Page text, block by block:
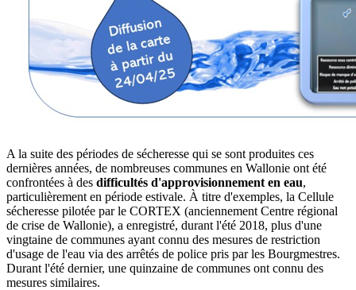
A la suite des périodes de sécheresse qui se sont produites ces
dernières années, de nombreuses communes en Wallonie ont été
confrontées à des difficultés d'approvisionnement en eau,
particulièrement en période estivale. À titre d'exemples, la Cellule
sécheresse pilotée par le CORTEX (anciennement Centre régional
de crise de Wallonie), a enregistré, durant l'été 2018, plus d'une
vingtaine de communes ayant connu des mesures de restriction
d'usage de l'eau via des arrêtés de police pris par les Bourgmestres.
Durant l'été dernier, une quinzaine de communes ont connu des
mesures similaires.